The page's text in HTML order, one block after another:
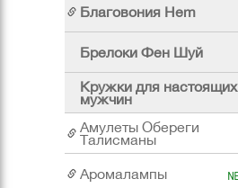
Благовония Hem
Брелоки Фен Шуй
Кружки для настоящих
мужчин
Амулеты Обереги
Талисманы
Аромалампы